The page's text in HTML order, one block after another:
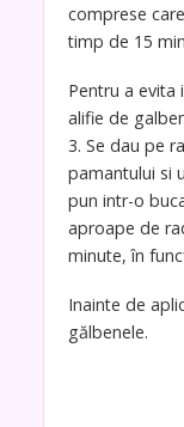
comprese
timp de 15
Pentru a evita
alifie de
3. Se dau pe
pamantului si
pun intr-o
aproape de
minute, în
Inainte de
gălbenele.